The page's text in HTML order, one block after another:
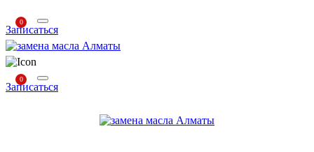
0
Записаться
0
Записаться